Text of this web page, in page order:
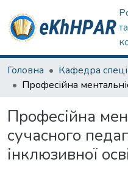
та
Головна
Професійна
сучасного
інклюзивної